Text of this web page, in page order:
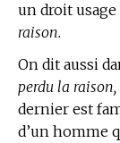
un droit usage
raison.
On dit aussi
perdu la
dernier est
d’un homme